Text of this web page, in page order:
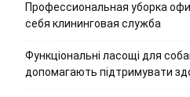
Профессиональная уборка
себя клининговая служба
Функціональні ласощі для
допомагають підтримувати